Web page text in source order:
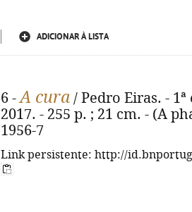
ADICIONAR À LISTA
6 -A cura / Pedro Eiras. -
2017. - 255 p. ; 21 cm. - (A
1956-7
Link persistente: http://